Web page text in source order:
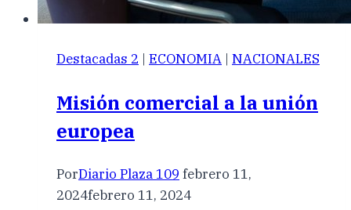
Destacadas 2 | ECONOMIA | NACIONALES
Misión comercial a la unión
europea
PorDiario Plaza 109 febrero 11,
2024febrero 11, 2024